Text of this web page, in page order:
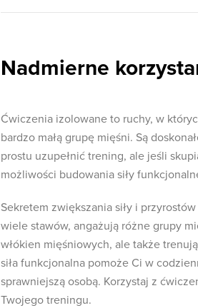
Nadmierne
Ćwiczenia izolowane to ruchy, w
bardzo małą grupę mięśni. Są
prostu uzupełnić trening, ale jeśli
możliwości budowania siły
Sekretem zwiększania siły i
wiele stawów, angażują różne grupy
włókien mięśniowych, ale także
siła funkcjonalna pomoże Ci w
sprawniejszą osobą. Korzystaj z
Twojego treningu.